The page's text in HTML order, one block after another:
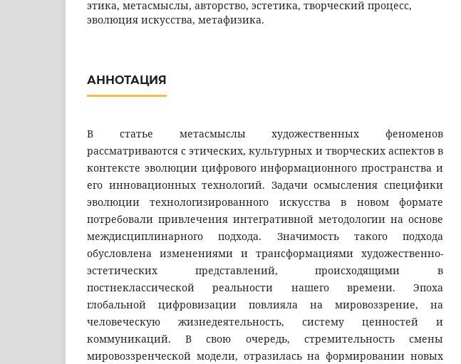
этика, метасмыслы, авторство, эстетика, творческий процесс,
эволюция искусства, метафизика.
АННОТАЦИЯ
В статье метасмыслы художественных феноменов
рассматриваются с этических, культурных и творческих аспектов в
контексте эволюции цифрового информационного пространства и
его инновационных технологий. Задачи осмысления специфики
эволюции технологизированного искусства в новом формате
потребовали привлечения интегративной методологии на основе
междисциплинарного подхода. Значимость такого подхода
обусловлена изменениями и трансформациями художественно-
эстетических представлений, происходящими в
постнеклассической реальности нашего времени. Эпоха
глобальной цифровизации повлияла на мировоззрение, на
человеческую жизнедеятельность, систему ценностей и
коммуникаций. В свою очередь, стремительность смены
мировоззренческой модели, отразилась на формировании новых